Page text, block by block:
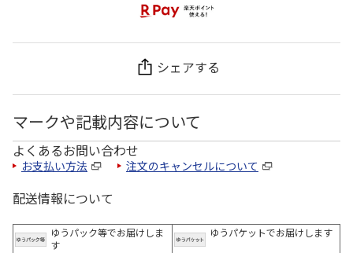
シェアする
マークや記載内容について
よくあるお問い合わせ
お支払い方法 注文のキャンセルについて
配送情報について
ゆうパック等でお届けしま
す
ゆうパケットでお届けします